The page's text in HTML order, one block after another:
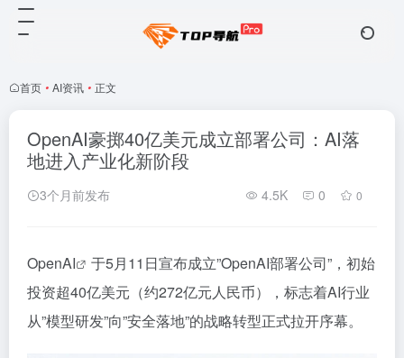
首页 • AI资讯 • 正文
OpenAI豪掷40亿美元成立部署公司：AI落
地进入产业化新阶段
3个月前发布 4.5K 0 0
OpenAI
于5月11日宣布成立”OpenAI部署公司”，初始
投资超40亿美元（约272亿元人民币），标志着AI行业
从”模型研发”向”安全落地”的战略转型正式拉开序幕。